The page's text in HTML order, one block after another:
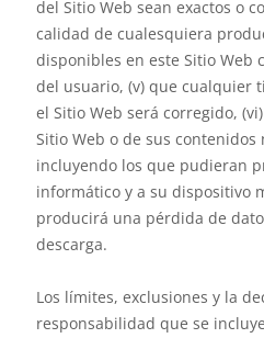
del Sitio Web sean exactos o
calidad de cualesquiera
disponibles en este Sitio Web
del usuario, (v) que cualquier
el Sitio Web será corregido,
Sitio Web o de sus
incluyendo los que pudieran
informático y a su dispositivo
producirá una pérdida de
descarga.
Los límites, exclusiones y la
responsabilidad que se